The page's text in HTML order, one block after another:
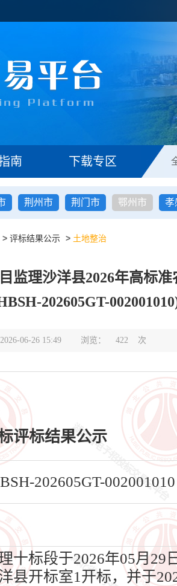
南 下载专区
荆州市 荆门市 鄂州市
孝
> 评标结果公示 > 土地整治
监理沙洋县2026年高标
202605GT-
06-26 15:49 浏览： 422 次
评标结果公示
202605GT-002001010
标段于2026年05月29
县开标室1开标，并于